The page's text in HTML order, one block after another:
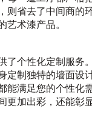
省去了中间商的
术漆产品。
了个性化定制服务
定制独特的墙面设
满足您的个性化需
更加出彩，还能彰